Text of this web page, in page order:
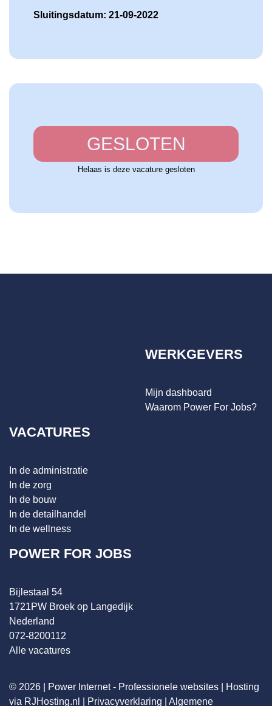
Sluitingsdatum: 21-09-2022
GESLOTEN
Helaas is deze vacature gesloten
WERKGEVERS
Mijn dashboard
Waarom Power For Jobs?
VACATURES
In de administratie
In de zorg
In de bouw
In de detailhandel
In de wellness
POWER FOR JOBS
Bijlestaal 54
1721PW Broek op Langedijk
Nederland
072-8200112
Alle vacatures
© 2026 | Power Internet - Professionele websites
Hosting
via RJHosting.nl
Privacyverklaring Algemene